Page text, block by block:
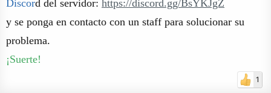
Discord del servidor: https://discord.gg/BsYKJgZ
y se ponga en contacto con un staff para solucionar su
problema.
¡Suerte!
1